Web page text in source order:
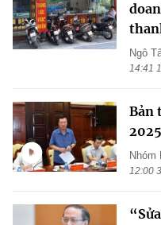
Ngô
14:41
Bản
2025
Nhóm
12:00